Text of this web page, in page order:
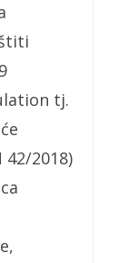
tj.
2018)